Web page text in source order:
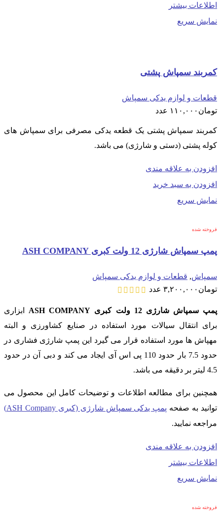
اطلاعات بیشتر
نمایش سریع
کمربند سمپاش پشتی
قطعات و لوازم یدکی سمپاش
تومان ۱۱۰,۰۰۰ عدد
کمربند سمپاش پشتی یک قطعه یدکی مصرفی برای سمپاش های
کوله پشتی (دستی و شارژی) می باشد.
افزودن به علاقه مندی
افزودن به سبد خرید
نمایش سریع
فروخته شده
پمپ سمپاش شارژی 12 ولت کبری ASH COMPANY
سمپاش, قطعات و لوازم یدکی سمپاش
تومان ۳,۲۰۰,۰۰۰ عدد
پمپ سمپاش شارژی 12 ولت کبری ASH COMPANY
ابزاری
برای انتقال سیالات مورد استفاده در صنایع کشاورزی و البته
مهپاش ها مورد استفاده قرار می گیرد این پمپ شارژی فشاری در
حدود 7.5 بار حدود 110 پی اس آی ایجاد می کند و دبی آن در حدود
4.5 لیتر بر دقیقه می باشد.
همچنین برای مطالعه اطلاعات و توضیحات کامل این محصول می
توانید به صفحه پمپ یدکی سمپاش شارژی (کبری ASH Company)
مراجعه نمایید.
افزودن به علاقه مندی
اطلاعات بیشتر
نمایش سریع
فروخته شده